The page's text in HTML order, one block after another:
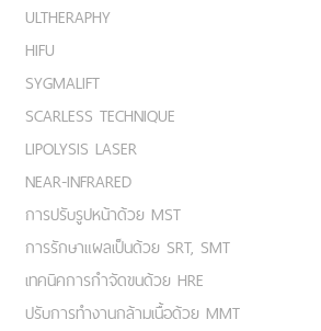
ULTHERAPHY
HIFU
SYGMALIFT
SCARLESS TECHNIQUE
LIPOLYSIS LASER
NEAR-INFRARED
การปรับรูปหน้าด้วย MST
การรักษาแผลเป็นด้วย SRT, SMT
เทคนิคการกำจัดขนด้วย HRE
ปรับการทำงานกล้ามเนื้อด้วย MMT